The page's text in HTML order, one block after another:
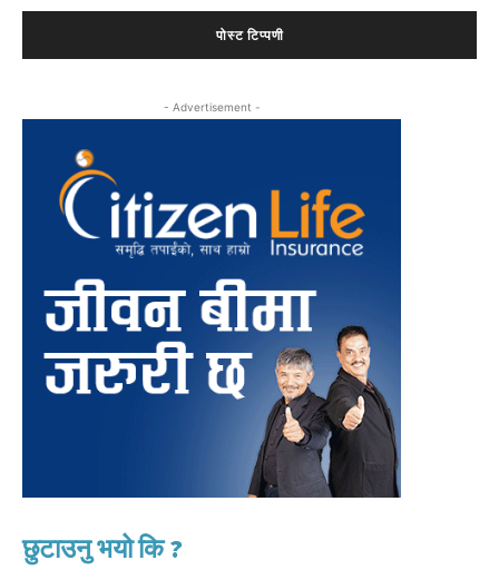
- Advertisement -
छुटाउनु भयो कि ?